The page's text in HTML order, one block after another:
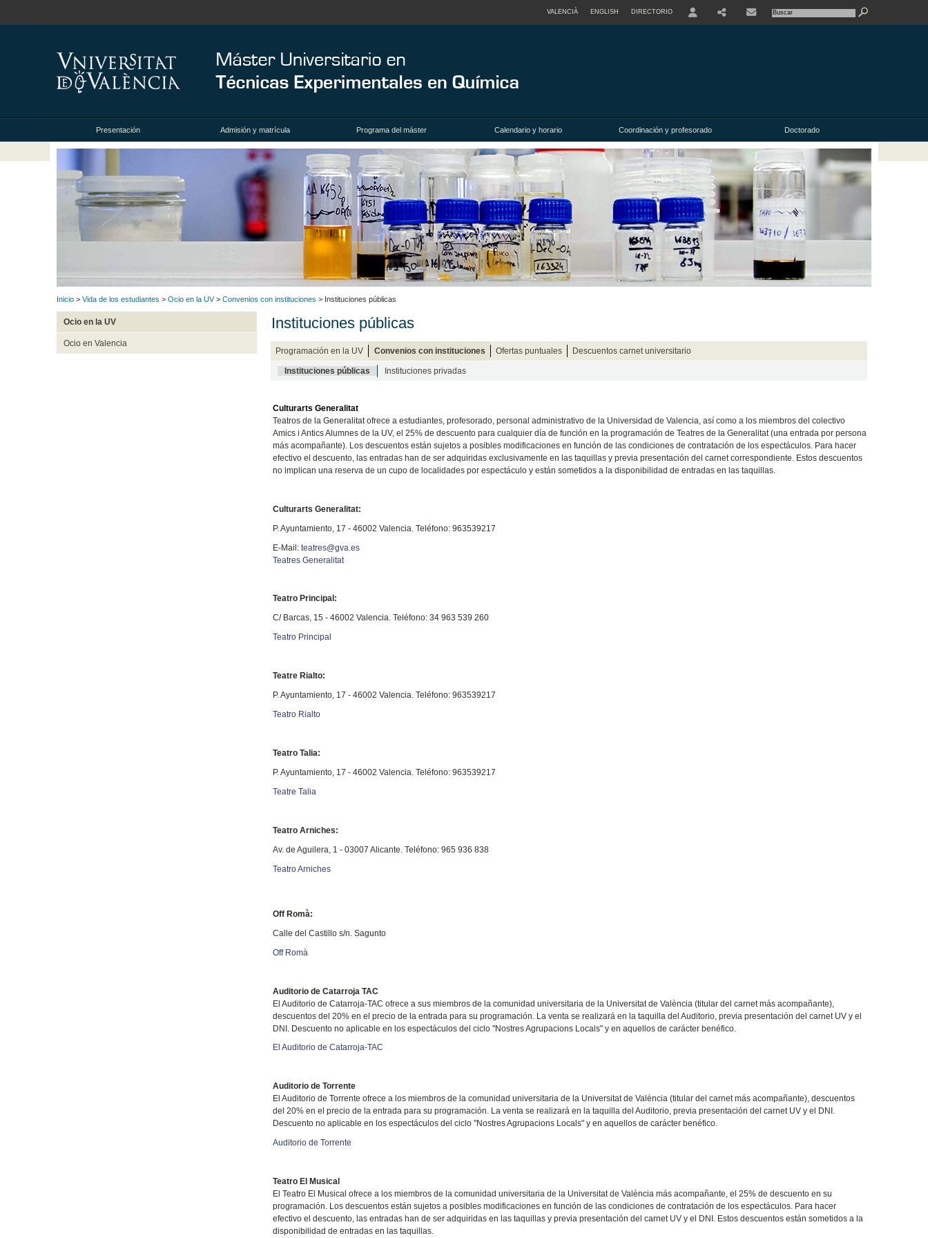
VALENCIÀ ENGLISH DIRECTORIO
Presentación Admisión y matrícula Programa del máster Calendario y horario Coordinación y profesorado Doctorado
Inicio > Vida de los estudiantes > Ocio en la UV> Convenios con instituciones > Instituciones públicas
Ocio en la UV
Ocio en Valencia
Instituciones públicas
Programación en la UV Convenios con instituciones Ofertas puntuales Descuentos carnet universitario
Instituciones públicas Instituciones privadas
Culturarts Generalitat
Teatros de la Generalitatofrece a estudiantes, profesorado, personal administrativo de la Universidad de Valencia, así como a los miembros del colectivo
Amics i Antics Alumnes de la UV, el 25% de descuento para cualquier día de función en la programación de Teatres de la Generalitat(una entrada por persona
más acompañante). Los descuentos están sujetos a posibles modificaciones en función de las condiciones de contratación de los espectáculos. Para hacer
efectivo el descuento, las entradas han de ser adquiridas exclusivamente en las taquillas y previa presentación del carnet correspondiente. Estos descuentos
no implican una reserva de un cupo de localidades por espectáculo y están sometidos a la disponibilidad de entradas en las taquillas.
Culturarts Generalitat:
P. Ayuntamiento, 17 - 46002 Valencia. Teléfono: 963539217
E-Mail: teatres@gva.es
Teatres Generalitat
Teatro Principal:
C/ Barcas, 15 - 46002 Valencia. Teléfono: 34 963 539 260
Teatro Principal
Teatre Rialto:
P. Ayuntamiento, 17 - 46002 Valencia. Teléfono: 963539217
Teatro Rialto
Teatro Talia:
P. Ayuntamiento, 17 - 46002 Valencia. Teléfono: 963539217
Teatre Talia
Teatro Arniches:
Av. de Aguilera, 1 - 03007 Alicante. Teléfono: 965 936 838
Teatro Arniches
Off Romà:
Calle del Castillo s/n. Sagunto
Off Romà
Auditorio de Catarroja TAC
El Auditorio de Catarroja-TAC ofrece a sus miembros de la comunidad universitaria de la Universitat de València (titular del carnet más acompañante),
descuentos del 20% en el precio de la entrada para su programación. La venta se realizará en la taquilla del Auditorio, previa presentación del carnet UV y el
DNI. Descuento no aplicable en los espectáculos del ciclo "Nostres Agrupacions Locals" y en aquellos de carácter benéfico.
El Auditorio de Catarroja-TAC
Auditorio de Torrente
El Auditorio de Torrente ofrece a los miembros de la comunidad universitaria de la Universitatde València (titular del carnet más acompañante), descuentos
del 20% en el precio de la entrada para su programación. La venta se realizará en la taquilla del Auditorio, previa presentación del carnet UV y el DNI.
Descuento no aplicable en los espectáculos del ciclo "Nostres Agrupacions Locals" y en aquellos de carácter benéfico.
Auditorio de Torrente
Teatro El Musical
El Teatro El Musical ofrece a los miembros de la comunidad universitaria de la Universitatde València más acompañante, el 25% de descuento en su
programación. Los descuentos están sujetos a posibles modificaciones en función de las condiciones de contratación de los espectáculos. Para hacer
efectivo el descuento, las entradas han de ser adquiridas en las taquillas y previa presentación del carnet UV y el DNI. Estos descuentos están sometidos a la
disponibilidad de entradas en las taquillas.